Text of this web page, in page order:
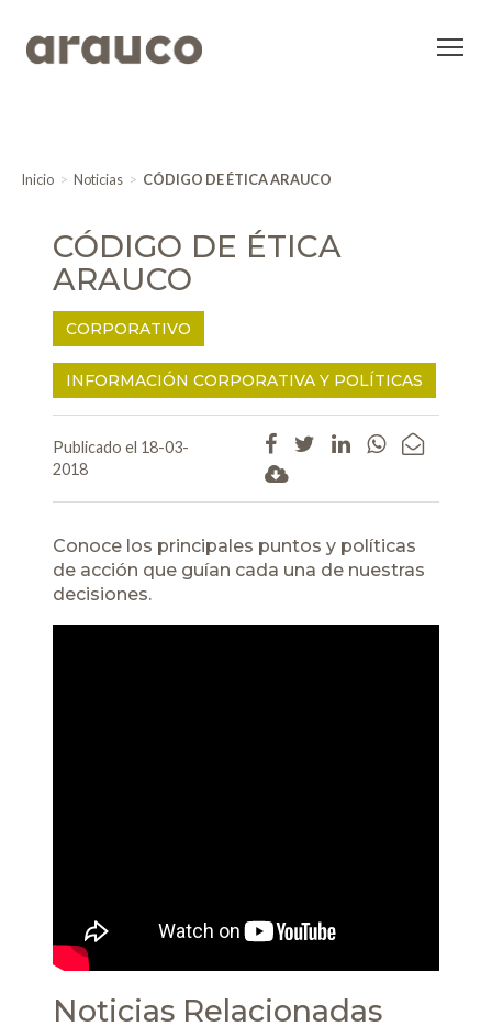
Inicio Noticias CÓDIGO DE ÉTICA ARAUCO
CÓDIGO DE ÉTICA
ARAUCO
CORPORATIVO
INFORMACIÓN CORPORATIVA Y POLÍTICAS
Publicado el 18-03-
2018
Conoce los principales puntos y políticas
de acción que guían cada una de nuestras
decisiones.
Noticias Relacionadas